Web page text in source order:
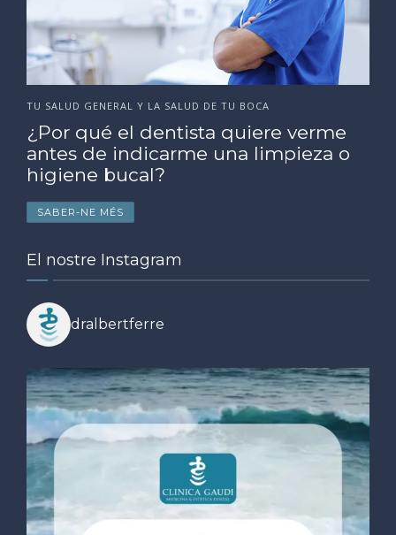
TU SALUD GENERAL Y LA SALUD DE TU BOCA
¿Por qué el dentista quiere verme
antes de indicarme una limpieza o
higiene bucal?
SABER-NE MÉS
El nostre Instagram
dralbertferre